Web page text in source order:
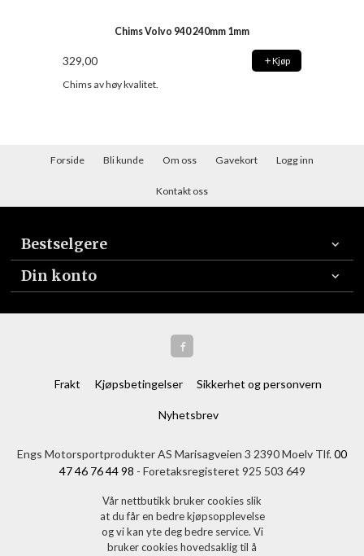
Chims Volvo 940 240mm 1mm
329,00 Kjøp
Chims av høy kvalitet.
Forside Bli kunde Om oss Gavekort Logg inn
Kontakt oss
Bestselgere
Din konto
Frakt Kjøpsbetingelser Sikkerhet og personvern
Nyhetsbrev
Engs Motorsportprodukter AS Marisagveien 3 2390 Moelv Tlf.00
47 46 76 44 98 - Foretaksregisteret 925 503 649
Vår nettbutikk bruker cookies slik
at du får en bedre kjøpsopplevelse
og vi kan yte deg bedre service. Vi
bruker cookies hovedsaklig til å